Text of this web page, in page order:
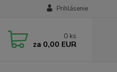
Prihlásenie
0 ks
za 0,00 EUR